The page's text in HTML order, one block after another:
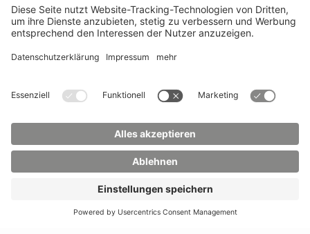
Alle StudiengängeDatenschutz
ImpressumBarrierefreiheitPresse